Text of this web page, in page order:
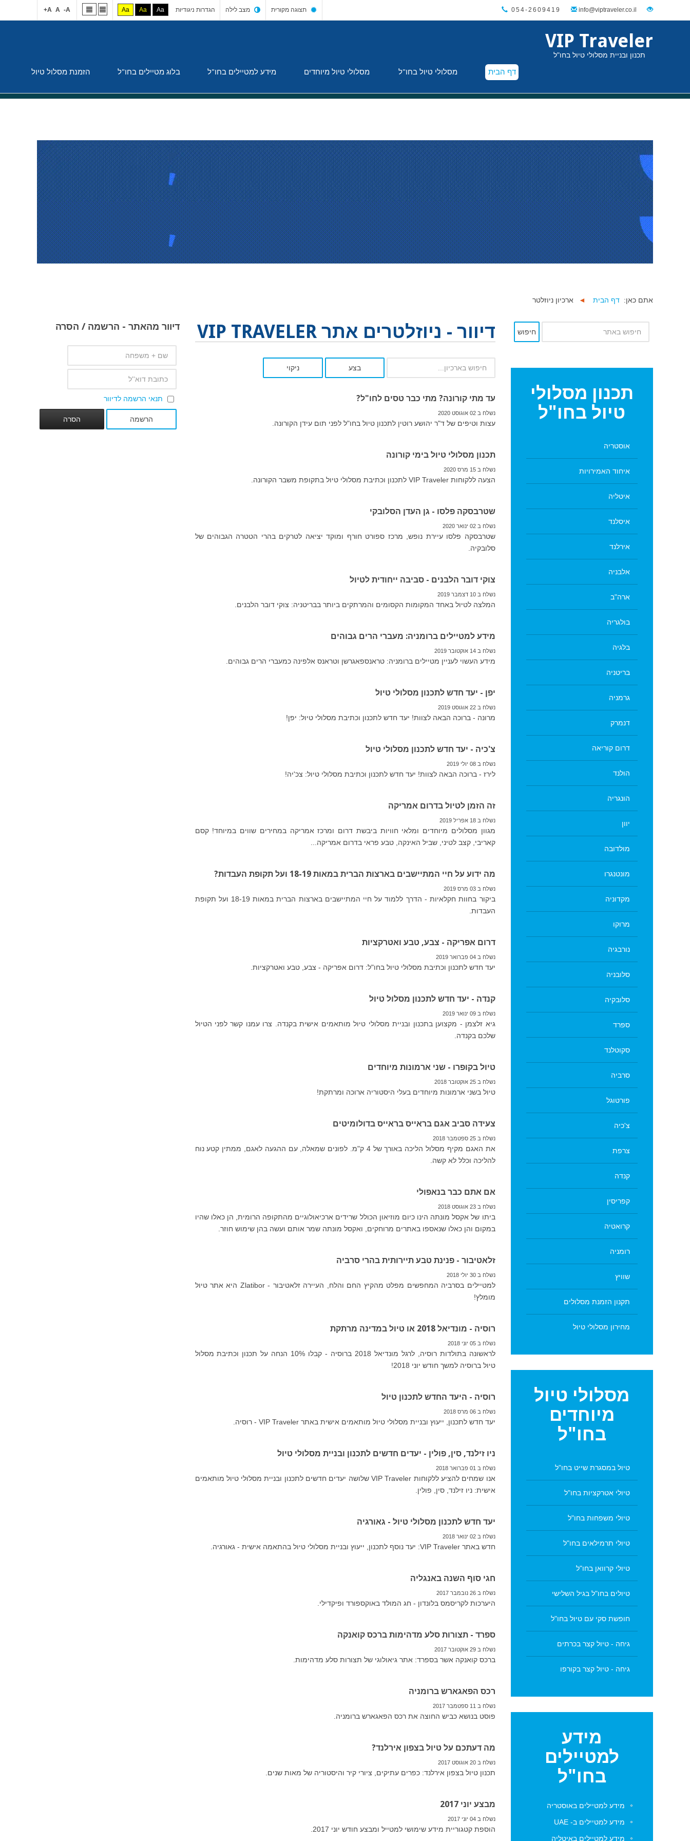
054-2609419 תצוגה מקורית מצב לילה הגדרות ניגודיות Aa
Aa
Aa
A-
A
A+
VIP Traveler
תכנון ובניית מסלולי טיול בחו"ל
דף הבית מסלולי טיול בחו"ל מסלולי טיול מיוחדים מידע למטיילים בחו"ל בלוג מטיילים בחו"ל הזמנת מסלול טיול
אתם כאן: דף הבית ◄ ארכיון ניוזלטר
דיוור - ניוזלטרים אתר VIP TRAVELER
בצע ניקוי
עד מתי קורונה? מתי כבר טסים לחו"ל?
נשלח ב 02 אוגוסט 2020
עצות וטיפים של ד"ר יהושע רוטין לתכנון טיול בחו"ל לפני תום עידן הקורונה.
תכנון מסלולי טיול בימי קורונה
נשלח ב 15 מרס 2020
הצעה ללקוחות VIP Traveler לתכנון וכתיבת מסלולי טיול בתקופת משבר הקורונה.
שטרבסקה פלסו - גן העדן הסלובקי
נשלח ב 02 ינואר 2020
שטרבסקה פלסו עיירת נופש, מרכז ספורט חורף ומוקד יציאה לטרקים בהרי הטטרה הגבוהים של
סלובקיה.
צוקי דובר הלבנים - סביבה ייחודית לטיול
נשלח ב 10 דצמבר 2019
המלצה לטיול באחד המקומות הקסומים והמרתקים ביותר בבריטניה: צוקי דובר הלבנים.
מידע למטיילים ברומניה: מעברי הרים גבוהים
נשלח ב 14 אוקטובר 2019
מידע העשוי לעניין מטיילים ברומניה: טראנספאגרשן וטראנס אלפינה כמעברי הרים גבוהים.
יפן - יעד חדש לתכנון מסלולי טיול
נשלח ב 22 אוגוסט 2019
מרונה - ברוכה הבאה לצוות! יעד חדש לתכנון וכתיבת מסלולי טיול: יפן!
צ'כיה - יעד חדש לתכנון מסלולי טיול
נשלח ב 08 יולי 2019
לירז - ברוכה הבאה לצוות! יעד חדש לתכנון וכתיבת מסלולי טיול: צכ'יה!
זה הזמן לטיול בדרום אמריקה
נשלח ב 18 אפריל 2019
מגוון מסלולים מיוחדים ומלאי חוויות ביבשת דרום ומרכז אמריקה במחירים שווים במיוחד! קסם
קאריבי, קצב לטיני, שביל האינקה, טבע פראי בדרום אמריקה...
מה ידוע על חיי המתיישבים בארצות הברית במאות 18-19 ועל תקופת העבדות?
נשלח ב 03 מרס 2019
ביקור בחוות חקלאיות - הדרך ללמוד על חיי המתיישבים בארצות הברית במאות 18-19 ועל תקופת
העבדות.
דרום אפריקה - צבע, טבע ואטרקציות
נשלח ב 04 פברואר 2019
יעד חדש לתכנון וכתיבת מסלולי טיול בחו"ל: דרום אפריקה - צבע, טבע ואטרקציות.
קנדה - יעד חדש לתכנון מסלול טיול
נשלח ב 09 ינואר 2019
גיא זלצמן - מקצוען בתכנון ובניית מסלולי טיול מותאמים אישית בקנדה. צרו עמנו קשר לפני הטיול
שלכם בקנדה.
טיול בקופרו - שני ארמונות מיוחדים
נשלח ב 25 אוקטובר 2018
טיול בשני ארמונות מיוחדים בעלי היסטוריה ארוכה ומרתקת!
צעידה סביב אגם בראייס בראייס בדולומיטים
נשלח ב 25 ספטמבר 2018
את האגם מקיף מסלול הליכה באורך של 4 ק"מ. לפונים שמאלה, עם ההגעה לאגם, ממתין קטע נוח
להליכה וכלל לא קשה.
אם אתם כבר בנאפולי
נשלח ב 23 אוגוסט 2018
ביתו של אקסל מונתה הינו כיום מוזיאון הכולל שרידים ארכיאולוגיים מהתקופה הרומית, הן כאלו שהיו
במקום והן כאלו שנאספו באתרים מרוחקים, ואקסל מונתה שמר אותם ועשה בהן שימוש חוזר.
זלאטיבור - פנינת טבע תיירותית בהרי סרביה
נשלח ב 30 יולי 2018
למטיילים בסרביה המחפשים מפלט מהקיץ החם והלח, העיירה זלאטיבור - Zlatibor היא אתר טיול
מומלץ!
רוסיה - מונדיאל 2018 או טיול במדינה מרתקת
נשלח ב 05 יוני 2018
לראשונה בתולדות רוסיה, לרגל מונדיאל 2018 ברוסיה - קבלו 10% הנחה על תכנון וכתיבת מסלול
טיול ברוסיה למשך חודש יוני 2018!
רוסיה - היעד החדש לתכנון טיול
נשלח ב 06 מרס 2018
יעד חדש לתכנון, ייעוץ ובניית מסלולי טיול מותאמים אישית באתר VIP Traveler - רוסיה.
ניו זילנד, סין, פולין - יעדים חדשים לתכנון ובניית מסלולי טיול
נשלח ב 01 פברואר 2018
אנו שמחים להציע ללקוחות VIP Traveler שלושה יעדים חדשים לתכנון ובניית מסלולי טיול מותאמים
אישית: ניו זילנד, סין, פולין.
יעד חדש לתכנון מסלולי טיול - גאורגיה
נשלח ב 02 ינואר 2018
חדש באתר VIP Traveler: יעד נוסף לתכנון, ייעוץ ובניית מסלולי טיול בהתאמה אישית - גאורגיה.
חגי סוף השנה באנגליה
נשלח ב 26 נובמבר 2017
היערכות לקריסמס בלונדון - חג המולד באוקספורד ופיקדילי.
ספרד - תצורות סלע מדהימות ברכס קואנקה
נשלח ב 29 אוקטובר 2017
ברכס קואנקה אשר בספרד: אתר גיאולוגי של תצורות סלע מדהימות.
רכס הפאגארש ברומניה
נשלח ב 11 ספטמבר 2017
פוסט בנושא כביש החוצה את רכס הפאגארש ברומניה.
מה דעתכם על טיול בצפון אירלנד?
נשלח ב 20 אוגוסט 2017
תכנון טיול בצפון אירלנד: כפרים עתיקים, ציורי קיר והיסטוריה של מאות שנים.
מבצע יוני 2017
נשלח ב 04 יוני 2017
הוספת קטגוריית מידע שימושי למטייל ומבצע חודש יוני 2017.
חיפוש
תכנון מסלולי
טיול בחו"ל
אוסטריה
איחוד האמירויות
איטליה
איסלנד
אירלנד
אלבניה
ארה"ב
בולגריה
בלגיה
בריטניה
גרמניה
דנמרק
דרום קוריאה
הולנד
הונגריה
יוון
מולדובה
מונטנגרו
מקדוניה
מרוקו
נורבגיה
סלובניה
סלובקיה
ספרד
סקוטלנד
סרביה
פורטוגל
צ'כיה
צרפת
קנדה
קפריסין
קרואטיה
רומניה
שוויץ
תקנון הזמנת מסלולים
מחירון מסלולי טיול
מסלולי טיול
מיוחדים
בחו"ל
טיול במסגרת שייט בחו"ל
טיולי אטרקציות בחו"ל
טיולי משפחות בחו"ל
טיולי תרמילאים בחו"ל
טיולי קרוואן בחו"ל
טיולים בחו"ל בגיל השלישי
חופשת סקי עם טיול בחו"ל
גיחה - טיול קצר בכרתים
גיחה - טיול קצר בקורפו
מידע
למטיילים
בחו"ל
מידע למטיילים באוסטריה
מידע למטיילים ב- UAE
מידע למטיילים באיטליה
דיוור מהאתר - הרשמה / הסרה
תנאי הרשמה לדיוור